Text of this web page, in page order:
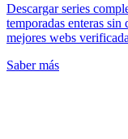
Descargar series
temporadas enteras sin
mejores webs
Saber más